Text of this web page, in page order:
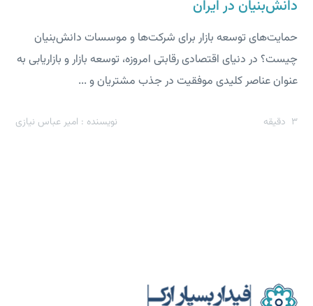
دانش‌بنیان در ایران
حمایت‌های توسعه بازار برای شرکت‌ها و موسسات دانش‌بنیان
چیست؟ در دنیای اقتصادی رقابتی امروزه، توسعه بازار و بازاریابی به
عنوان عناصر کلیدی موفقیت در جذب مشتریان و ...
3 دقیقه نویسنده : امیر عباس نیازی